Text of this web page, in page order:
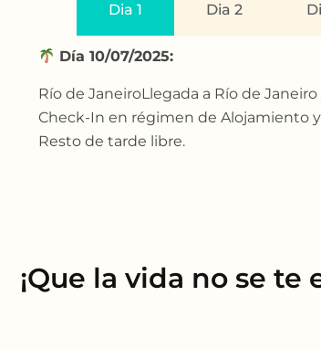
Dia 1 Dia 2
Día 10/07/2025:
Río de JaneiroLlegada a Río de
Check-In en régimen de Alojamiento
Resto de tarde libre.
¡Que la vida no se te